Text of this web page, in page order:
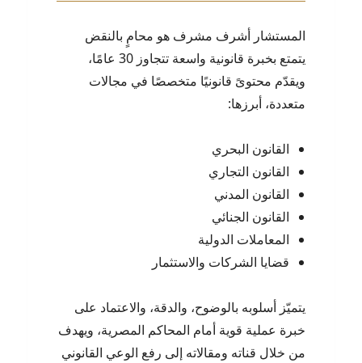
المستشار أشرف مشرف هو محامٍ بالنقض
يتمتع بخبرة قانونية واسعة تتجاوز 30 عامًا،
ويقدّم محتوىً قانونيًا متخصصًا في مجالات
متعددة، أبرزها:
القانون البحري
القانون التجاري
القانون المدني
القانون الجنائي
المعاملات الدولية
قضايا الشركات والاستثمار
يتميّز أسلوبه بالوضوح، والدقة، والاعتماد على
خبرة عملية قوية أمام المحاكم المصرية، ويهدف
من خلال قناته ومقالاته إلى رفع الوعي القانوني